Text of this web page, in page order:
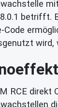
Code
RCE